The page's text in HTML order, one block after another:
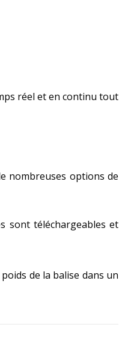
réel et en continu tout
nombreuses options de
sont téléchargeables et
de la balise dans un